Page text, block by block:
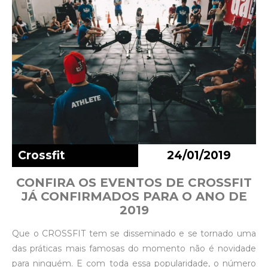
CONFIRA OS EVENTOS DE CROSSFIT
JÁ CONFIRMADOS PARA O ANO DE
2019
Crossfit 24/01/2019
Que o CROSSFIT tem se disseminado e se tornado uma
das práticas mais famosas do momento não é novidade
para ninguém. E com toda essa popularidade, o número